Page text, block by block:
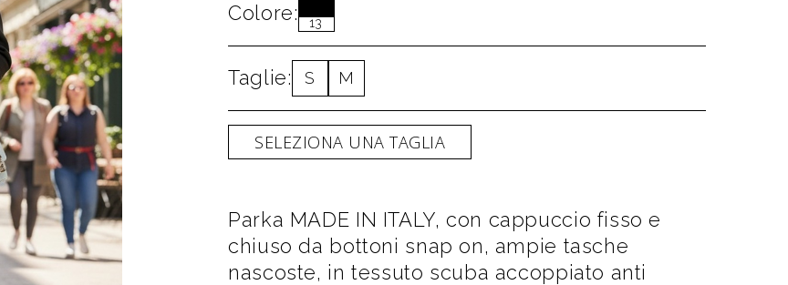
Colore: 13
Taglie: S M
SELEZIONA UNA TAGLIA
Parka MADE IN ITALY, con cappuccio fisso e
chiuso da bottoni snap on, ampie tasche
nascoste, in tessuto scuba accoppiato anti